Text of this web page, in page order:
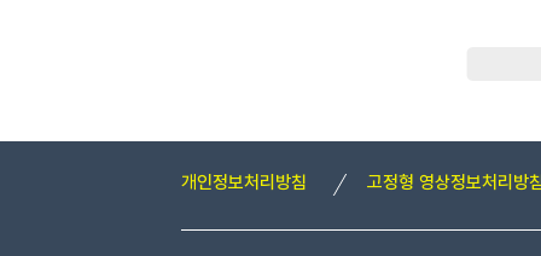
개인정보처리방침 고정형 영상정보처리방